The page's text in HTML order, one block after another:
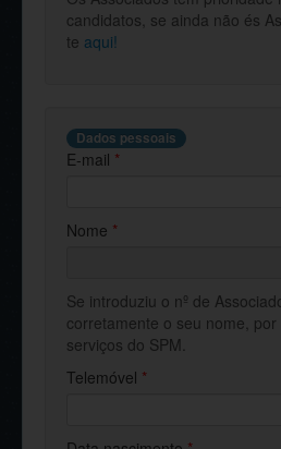
candidatos, se ainda não és
te aqui!
Dados pessoais
E-mail *
Nome *
Se introduziu o nº de
corretamente o seu nome,
serviços do SPM.
Telemóvel *